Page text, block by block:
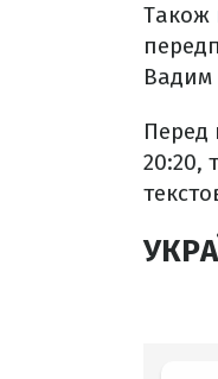
Також
Вадим
Перед
20:20,